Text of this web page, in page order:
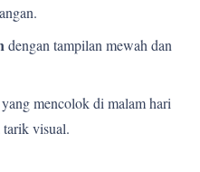
dengan tampilan mewah dan
yang mencolok di malam hari
visual.